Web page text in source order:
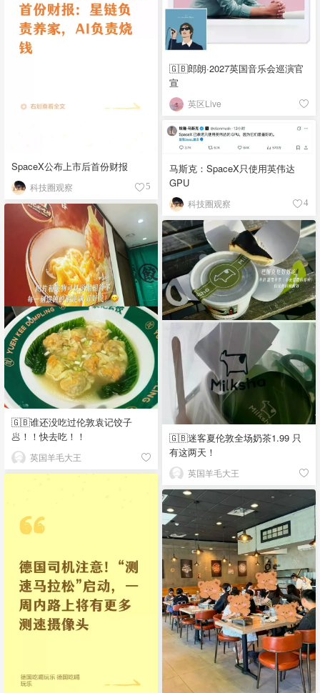
🇬🇧郎朗·2027英国音乐会巡演官
宣
英区Live
SpaceX公布上市后首份财报
科技圈观察 5
马斯克：SpaceX只使用英伟达
GPU
科技圈观察 4
🇬🇧谁还没吃过伦敦袁记饺子
🥟！！快去吃！！
英国羊毛大王
🇬🇧迷客夏伦敦全场奶茶1.99 只
有这两天！
英国羊毛大王